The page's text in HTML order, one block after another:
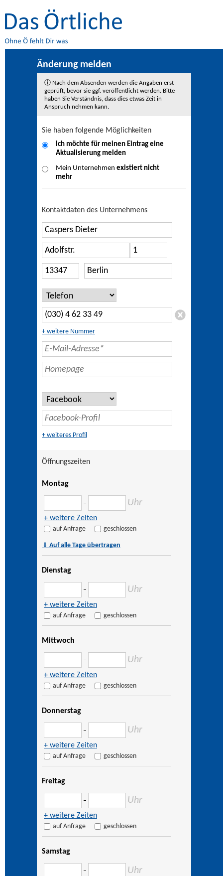
Änderung melden
ⓘ Nach dem Absenden werden die Angaben erst
geprüft, bevor sie ggf. veröffentlicht werden. Bitte
haben Sie Verständnis, dass dies etwas Zeit in
Anspruch nehmen kann.
Sie haben folgende Möglichkeiten
Ich möchte für meinen Eintrag eine
Aktualisierung melden
Mein Unternehmen existiert nicht
mehr
Kontaktdaten des Unternehmens
+ weitere Nummer
+ weiteres Profil
Öffnungszeiten
Montag
– Uhr
+ weitere Zeiten
auf Anfrage geschlossen
⇓ Auf alle Tage übertragen
Dienstag
– Uhr
+ weitere Zeiten
auf Anfrage geschlossen
Mittwoch
– Uhr
+ weitere Zeiten
auf Anfrage geschlossen
Donnerstag
– Uhr
+ weitere Zeiten
auf Anfrage geschlossen
Freitag
– Uhr
+ weitere Zeiten
auf Anfrage geschlossen
Samstag
– Uhr